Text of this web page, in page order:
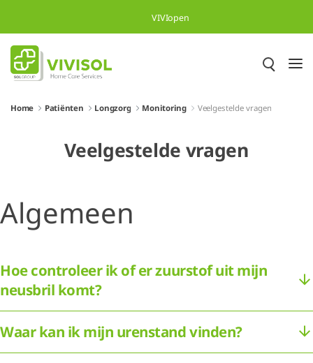
VIVIopen
Home Patiënten Longzorg Monitoring Veelgestelde vragen
Veelgestelde vragen
Algemeen
Hoe controleer ik of er zuurstof uit mijn
neusbril komt?
Waar kan ik mijn urenstand vinden?